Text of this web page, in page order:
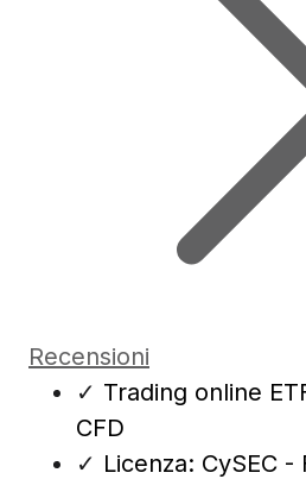
Recensioni
✓ Trading online
CFD
✓ Licenza: CySEC -